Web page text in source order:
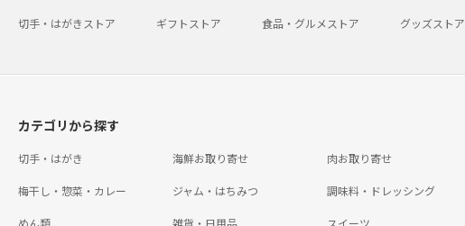
切手・はがきストア ギフトストア 食品・グルメストア グッズストア
カテゴリから探す
切手・はがき 海鮮お取り寄せ 肉お取り寄せ
梅干し・惣菜・カレー ジャム・はちみつ 調味料・ドレッシング
めん類 雑貨・日用品 スイーツ